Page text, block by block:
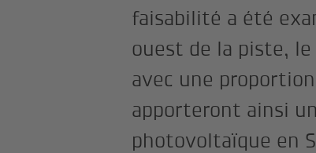
faisabilité a été
ouest de la piste, le
avec une
apporteront ainsi
photovoltaïque en